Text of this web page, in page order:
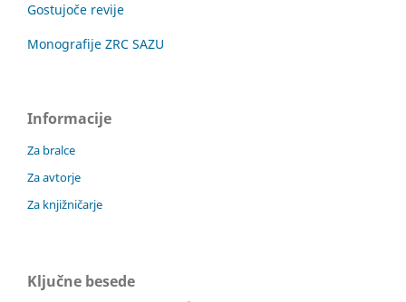
Gostujoče revije
Monografije ZRC SAZU
Informacije
Za bralce
Za avtorje
Za knjižničarje
Ključne besede